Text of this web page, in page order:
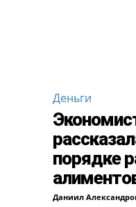
Деньги
порядке
Даниил